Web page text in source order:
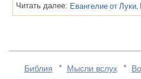
Читать далее:
Библия Мысли вслух